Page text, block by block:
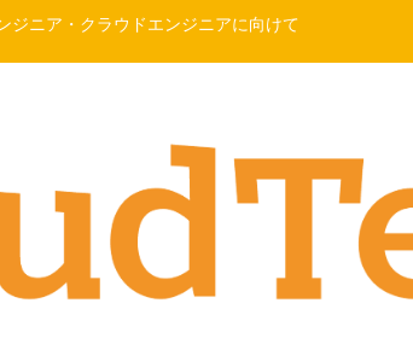
ジニア・クラウドエンジニアに向けて